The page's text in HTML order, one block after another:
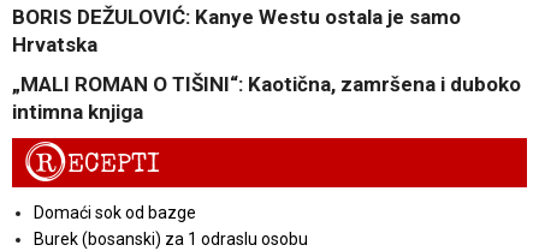
BORIS DEŽULOVIĆ: Kanye Westu ostala je samo
Hrvatska
„MALI ROMAN O TIŠINI“: Kaotična, zamršena i duboko
intimna knjiga
RECEPTI
Domaći sok od bazge
Burek (bosanski) za 1 odraslu osobu